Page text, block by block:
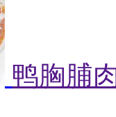
鸭胸脯